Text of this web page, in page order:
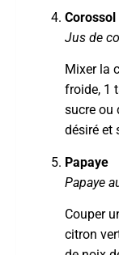
Corossol
Jus de
Mixer la
froide, 1
sucre ou
désiré et
Papaye
Papaye
Couper
citron